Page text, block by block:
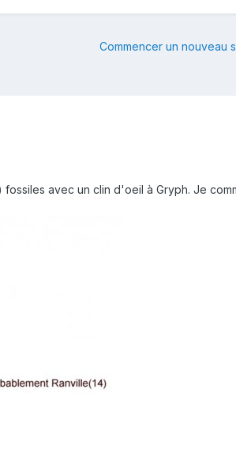
Commencer un nouveau
avec un clin d'oeil à Gryph. Je